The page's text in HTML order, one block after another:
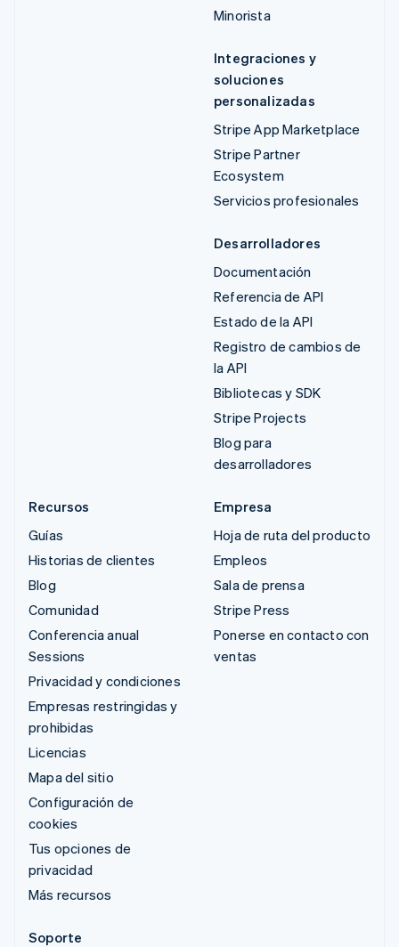
Minorista
Integraciones y
soluciones
personalizadas
Stripe App Marketplace
Stripe Partner
Ecosystem
Servicios profesionales
Desarrolladores
Documentación
Referencia de API
Estado de la API
Registro de cambios de
la API
Bibliotecas y SDK
Stripe Projects
Blog para
desarrolladores
Recursos
Guías
Historias de clientes
Blog
Comunidad
Conferencia anual
Sessions
Privacidad y condiciones
Empresas restringidas y
prohibidas
Licencias
Mapa del sitio
Configuración de
cookies
Tus opciones de
privacidad
Más recursos
Empresa
Hoja de ruta del producto
Empleos
Sala de prensa
Stripe Press
Ponerse en contacto con
ventas
Soporte